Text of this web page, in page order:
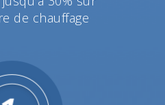
de chauffage